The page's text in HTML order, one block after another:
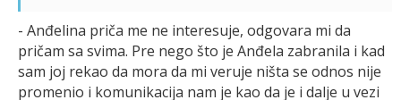
- Anđelina priča me ne interesuje, odgovara mi da
pričam sa svima. Pre nego što je Anđela zabranila i kad
sam joj rekao da mora da mi veruje ništa se odnos nije
promenio i komunikacija nam je kao da je i dalje u vezi